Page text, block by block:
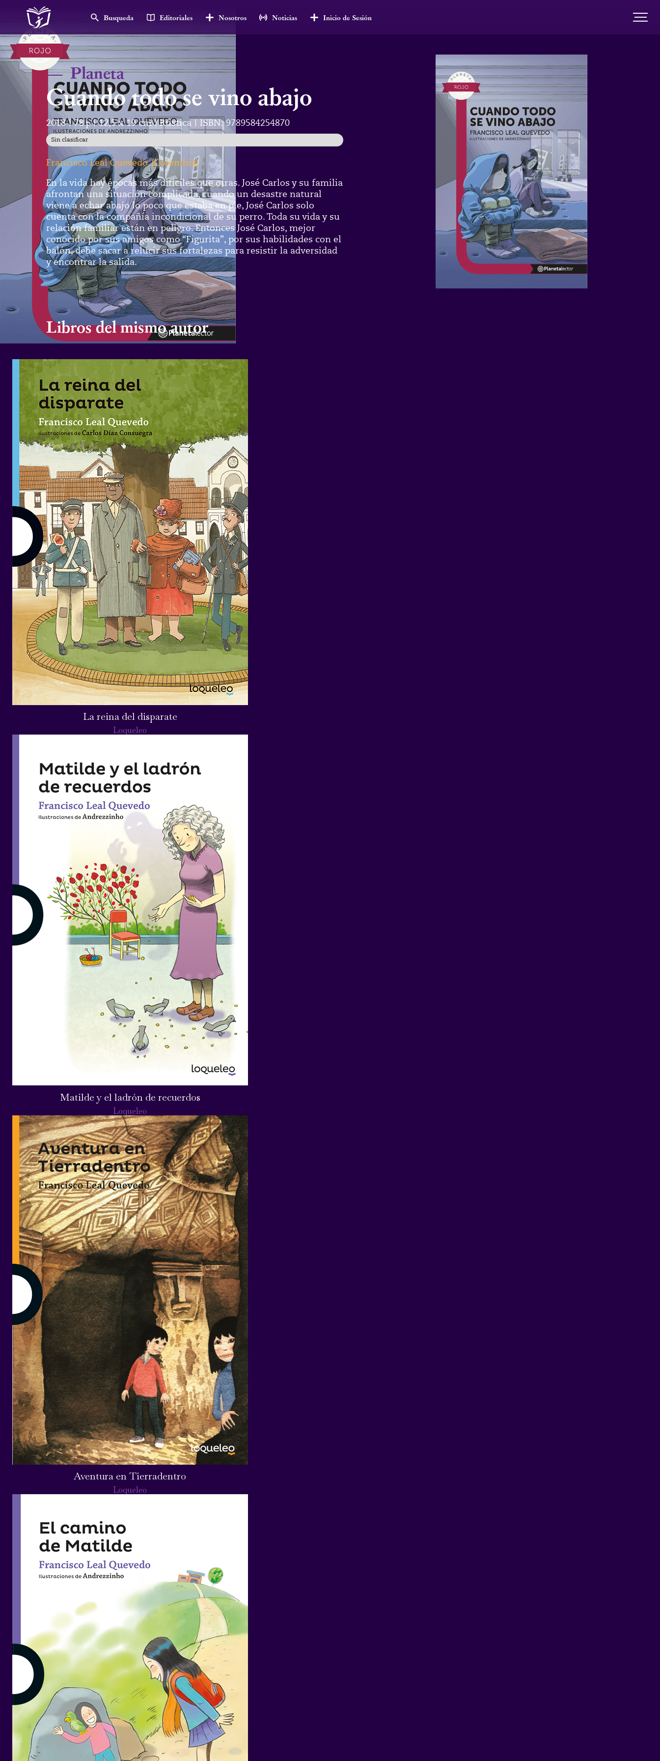
Busqueda Editoriales Nosotros Noticias Inicio de Sesión
— Planeta
Cuando todo se vino abajo
2018 | 78p | 12,5 x 19 cm | Rústica ISBN: 9789584254870
Sin clasificar
Francisco Leal Quevedo (Colombia)
En la vida hay épocas más difíciles que otras. José Carlos y su familia
afrontan una situación complicada, cuando un desastre natural
viene a echar abajo lo poco que estaba en pie, José Carlos solo
cuenta con la compañía incondicional de su perro. Toda su vida y su
relación familiar están en peligro. Entonces José Carlos, mejor
conocido por sus amigos como “Figurita”, por sus habilidades con el
balón, debe sacar a relucir sus fortalezas para resistir la adversidad
y encontrar la salida.
Libros del mismo autor
La reina del disparate
Loqueleo
Matilde y el ladrón de recuerdos
Loqueleo
Aventura en Tierradentro
Loqueleo